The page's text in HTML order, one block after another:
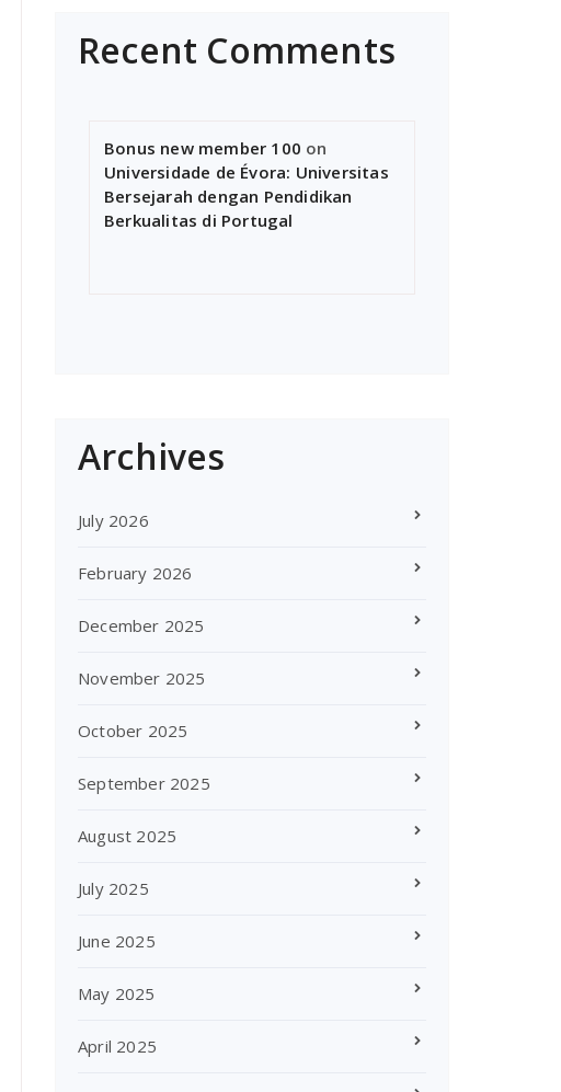
Recent Comments
Bonus new member 100 on
Universidade de Évora: Universitas
Bersejarah dengan Pendidikan
Berkualitas di Portugal
Archives
July 2026
February 2026
December 2025
November 2025
October 2025
September 2025
August 2025
July 2025
June 2025
May 2025
April 2025